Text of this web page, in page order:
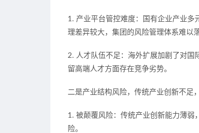
1. 产业平台管控难度：国有企业产业多
理差异较大，集团的风险管理体系难以落
2. 人才队伍不足：海外扩展加剧了对国
留高端人才方面存在竞争劣势。
二是产业结构风险，传统产业创新不足
1. 被颠覆风险：传统产业创新能力薄弱
险。